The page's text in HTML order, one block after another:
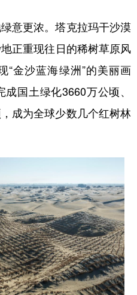
意更浓。塔克拉玛干沙漠
正重现往日的稀树草原风
“金沙蓝海绿洲”的美丽画
成国土绿化3660万公顷、
成为全球少数几个红树林